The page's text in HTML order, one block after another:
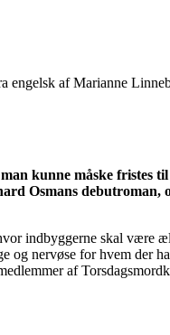
engelsk af Marianne
kunne måske fristes
Osmans debutroman,
indbyggerne skal
og nervøse for hvem der
af